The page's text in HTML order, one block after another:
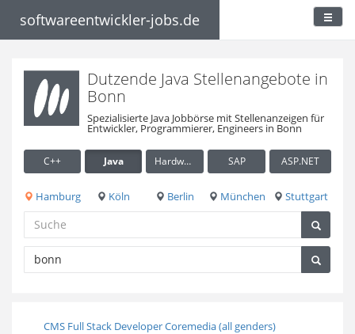
softwareentwickler-jobs.de
Dutzende Java Stellenangebote in
Bonn
Spezialisierte Java Jobbörse mit Stellenanzeigen für
Entwickler, Programmierer, Engineers in Bonn
C++ Java Hardware / Embedded SAP ASP.NET
Hamburg Köln Berlin München Stuttgart
CMS Full Stack Developer Coremedia (all genders)